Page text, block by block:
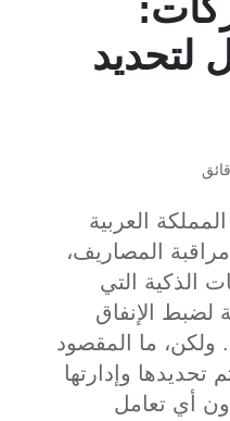
لتحديد
العربية
المصاريف،
الذكية التي
لضبط الإنفاق
ولكن، ما المقصود
تحديدها وإدارتها
أي تعامل